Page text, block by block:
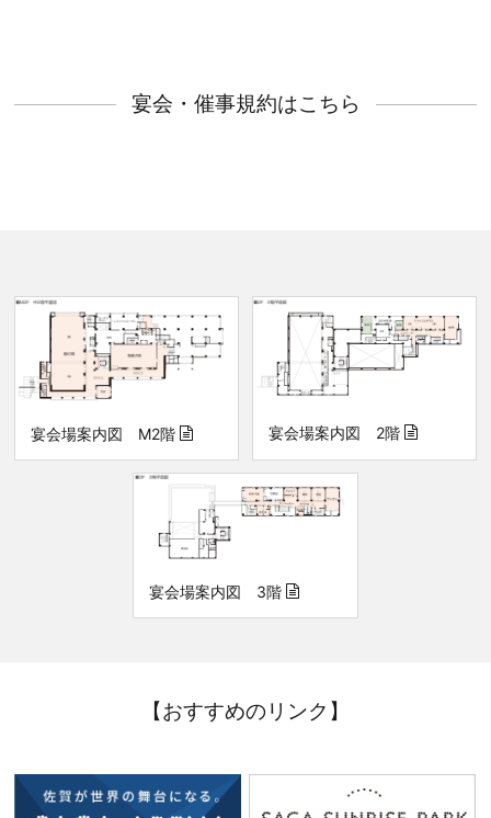
宴会・催事規約はこちら
宴会場案内図 M2階 宴会場案内図 2階
宴会場案内図 3階
【おすすめのリンク】